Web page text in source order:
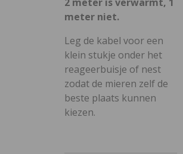
meter niet.
Leg de kabel voor een
klein stukje onder het
reageerbuisje of nest
zodat de mieren zelf de
beste plaats kunnen
kiezen.